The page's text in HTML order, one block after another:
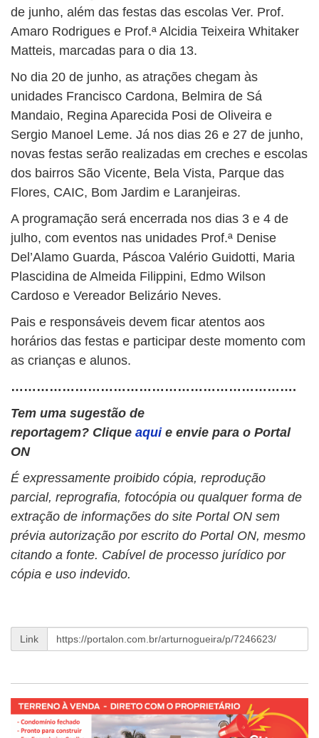
de junho, além das festas das escolas Ver. Prof.
Amaro Rodrigues e Prof.ª Alcidia Teixeira Whitaker
Matteis, marcadas para o dia 13.
No dia 20 de junho, as atrações chegam às
unidades Francisco Cardona, Belmira de Sá
Mandaio, Regina Aparecida Posi de Oliveira e
Sergio Manoel Leme. Já nos dias 26 e 27 de junho,
novas festas serão realizadas em creches e escolas
dos bairros São Vicente, Bela Vista, Parque das
Flores, CAIC, Bom Jardim e Laranjeiras.
A programação será encerrada nos dias 3 e 4 de
julho, com eventos nas unidades Prof.ª Denise
Del’Alamo Guarda, Páscoa Valério Guidotti, Maria
Plascidina de Almeida Filippini, Edmo Wilson
Cardoso e Vereador Belizário Neves.
Pais e responsáveis devem ficar atentos aos
horários das festas e participar deste momento com
as crianças e alunos.
………………………………………………………….
Tem uma sugestão de
reportagem? Clique aqui e envie para o Portal
ON
É expressamente proibido cópia, reprodução
parcial, reprografia, fotocópia ou qualquer forma de
extração de informações do site Portal ON sem
prévia autorização por escrito do Portal ON, mesmo
citando a fonte. Cabível de processo jurídico por
cópia e uso indevido.
Link